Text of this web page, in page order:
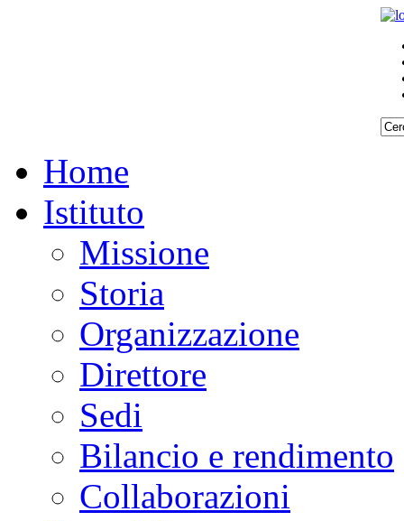
Home
Istituto
Missione
Storia
Organizzazione
Direttore
Sedi
Bilancio e rendimento
Collaborazioni